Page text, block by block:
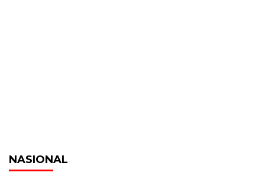
NASIONAL